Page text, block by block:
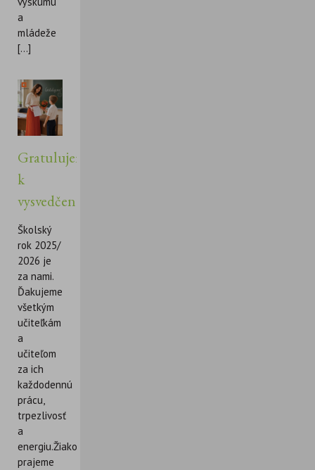
a
mládeže
[...]
Gratulujeme
k
vysvedčeniu!
Školský
rok 2025/
2026 je
za nami.
Ďakujeme
všetkým
učiteľkám
a
učiteľom
za ich
každodennú
prácu,
trpezlivosť
a
energiu.Žiakom
prajeme